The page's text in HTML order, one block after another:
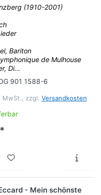
(1910-2001)
Bariton
de Mulhouse
Di...
901 1588-6
MwSt., zzgl. Versandkosten
- Mein schönste